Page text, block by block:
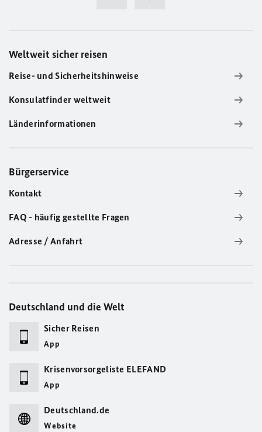
Weltweit sicher reisen
Reise- und Sicherheitshinweise
Konsulatfinder weltweit
Länderinformationen
Bürgerservice
Kontakt
FAQ - häufig gestellte Fragen
Adresse / Anfahrt
Deutschland und die Welt
Sicher Reisen
App
Krisenvorsorgeliste ELEFAND
App
Deutschland.de
Website